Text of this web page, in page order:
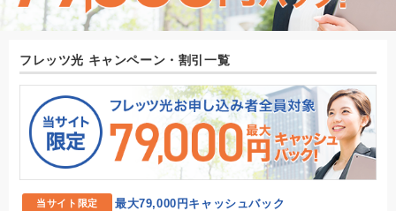
フレッツ光 キャンペーン・割引一覧
当サイト限定 最大79,000円キャッシュバック